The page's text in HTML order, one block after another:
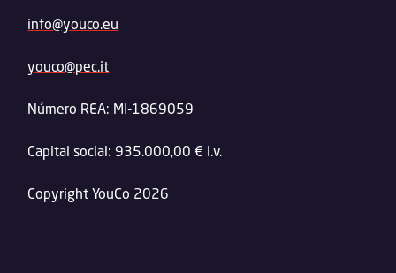
info@youco.eu
youco@pec.it
Número REA: MI-1869059
Capital social: 935.000,00 € i.v.
Copyright YouCo 2026